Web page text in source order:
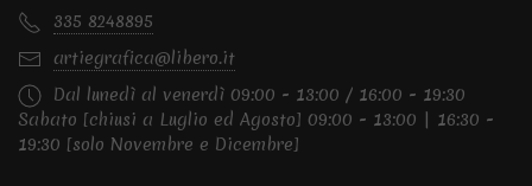
335 8248895
artiegrafica@libero.it
Dal lunedì al venerdì 09:00 - 13:00 / 16:00 - 19:30
Sabato [chiusi a Luglio ed Agosto] 09:00 - 13:00 | 16:30 -
19:30 [solo Novembre e Dicembre]